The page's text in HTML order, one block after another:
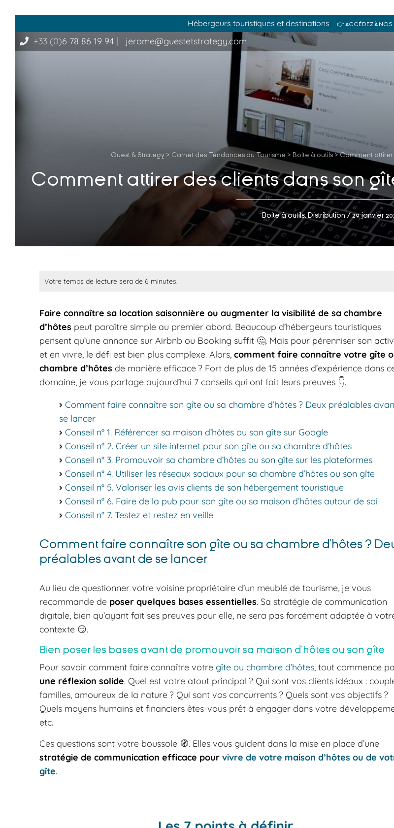
Hébergeurs touristiques et destinations 👉 ACCÉDEZ À NOS
+33 (0)6 78 86 19 94 | jerome@guestetstrategy.com
Guest & Strategy> Carnet des Tendances du Tourisme > Boite à outils>Comment attirer
Comment attirer des clients dans son
Boite à outils, Distribution / 29 janvier
Votre temps de lecture sera de 6 minutes.
Faire connaître sa location saisonnière ou augmenter la visibilité de sa chambre
d’hôtes peut paraître simple au premier abord. Beaucoup d’hébergeurs touristiques
pensent qu’une annonce sur Airbnb ou Booking suffit 🤔. Mais pour pérenniser son
et en vivre, le défi est bien plus complexe. Alors, comment faire connaître votre gîte
chambre d’hôtes de manière efficace ? Fort de plus de 15 années d’expérience dans
domaine, je vous partage aujourd’hui 7 conseils qui ont fait leurs preuves 👇.
Comment faire connaître son gîte ou sa chambre d’hôtes ? Deux préalables
se lancer
Conseil n° 1. Référencer sa maison d’hôtes ou son gîte sur Google
Conseil n° 2. Créer un site internet pour son gîte ou sa chambre d’hôtes
Conseil n° 3. Promouvoir sa chambre d’hôtes ou son gîte sur les plateformes
Conseil n° 4. Utiliser les réseaux sociaux pour sa chambre d’hôtes ou son gîte
Conseil n° 5. Valoriser les avis clients de son hébergement touristique
Conseil n° 6. Faire de la pub pour son gîte ou sa maison d’hôtes autour de soi
Conseil n° 7. Testez et restez en veille
Comment faire connaître son gîte ou sa chambre d’hôtes ?
préalables avant de se lancer
Au lieu de questionner votre voisine propriétaire d’un meublé de tourisme, je vous
recommande de poser quelques bases essentielles. Sa stratégie de communication
digitale, bien qu’ayant fait ses preuves pour elle, ne sera pas forcément adaptée à
contexte 😏.
Bien poser les bases avant de promouvoir sa maison d’hôtes ou son gîte
Pour savoir comment faire connaître votre gîte ou chambre d’hôtes, tout commence
une réflexion solide. Quel est votre atout principal ? Qui sont vos clients idéaux :
familles, amoureux de la nature ? Qui sont vos concurrents ? Quels sont vos objectifs ?
Quels moyens humains et financiers êtes-vous prêt à engager dans votre
etc.
Ces questions sont votre boussole 🧭. Elles vous guident dans la mise en place d’une
stratégie de communication efficace pour vivre de votre maison d’hôtes ou de
gîte.